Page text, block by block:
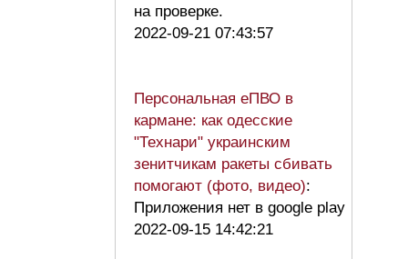
на проверке.
2022-09-21 07:43:57
Персональная еПВО в
кармане: как одесские
"Технари" украинским
зенитчикам ракеты сбивать
помогают (фото, видео):
Приложения нет в google play
2022-09-15 14:42:21